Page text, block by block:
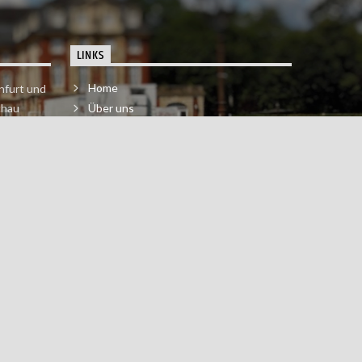
und
LINKS
Home
Über uns